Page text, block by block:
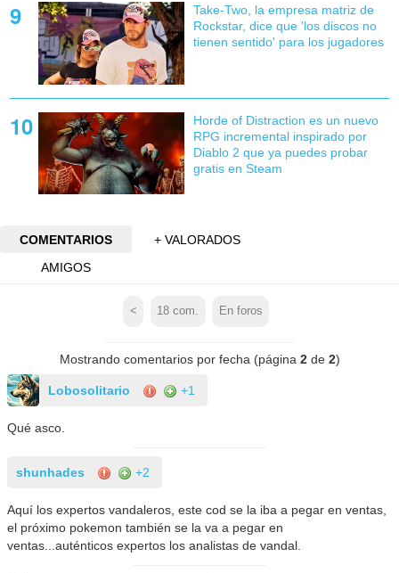
Take-Two, la empresa matriz de
Rockstar, dice que 'los discos no
tienen sentido' para los jugadores
Horde of Distraction es un nuevo
RPG incremental inspirado por
Diablo 2 que ya puedes probar
gratis en Steam
COMENTARIOS
+ VALORADOS
AMIGOS
< 18 com. En foros
Mostrando comentarios por fecha (página 2de 2)
Lobosolitario +1
Qué asco.
shunhades +2
Aquí los expertos vandaleros, este cod se la iba a pegar en ventas,
el próximo pokemon también se la va a pegar en
ventas...auténticos expertos los analistas de vandal.